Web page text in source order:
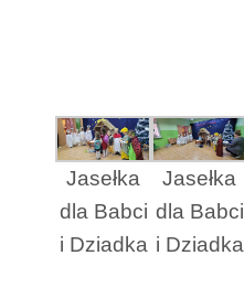
Jasełka
dla Babci
i Dziadka
Jasełka
dla Babci
i Dziadka